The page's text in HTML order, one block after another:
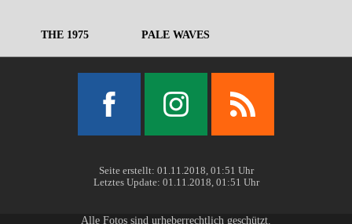
THE 1975 PALE WAVES
Seite erstellt: 01.11.2018, 01:51 Uhr
Letztes Update: 01.11.2018, 01:51 Uhr
Alle Fotos sind urheberrechtlich geschützt.